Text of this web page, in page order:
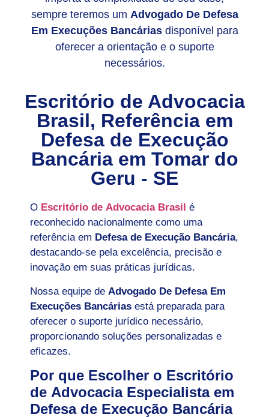
sempre teremos um Advogado De Defesa
Em Execuções Bancáriasdisponível para
oferecer a orientação e o suporte
necessários.
Escritório de Advocacia
Brasil, Referência em
Defesa de Execução
Bancária em Tomar do
Geru - SE
O Escritório de Advocacia Brasil é
reconhecido nacionalmente como uma
referência em Defesa de Execução Bancária,
destacando-se pela excelência, precisão e
inovação em suas práticas jurídicas.
Nossa equipe de Advogado De Defesa Em
Execuções Bancárias está preparada para
oferecer o suporte jurídico necessário,
proporcionando soluções personalizadas e
eficazes.
Por que Escolher o Escritório
de Advocacia Especialista em
Defesa de Execução Bancária